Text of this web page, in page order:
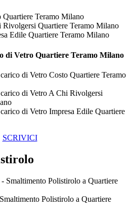
Quartiere Teramo Milano
Rivolgersi Quartiere Teramo Milano
Edile Quartiere Teramo Milano
di Vetro Quartiere Teramo Milano
di Vetro Costo Quartiere Teramo
di Vetro A Chi Rivolgersi
di Vetro Impresa Edile Quartiere
SCRIVICI
Polistirolo a Quartiere